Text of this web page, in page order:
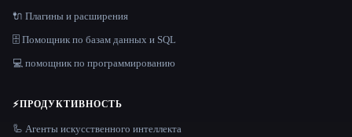
🔌 Плагины и расширения
🗄️ Помощник по базам данных и SQL
💻 помощник по программированию
⚡ПРОДУКТИВНОСТЬ
🦾 Агенты искусственного интеллекта